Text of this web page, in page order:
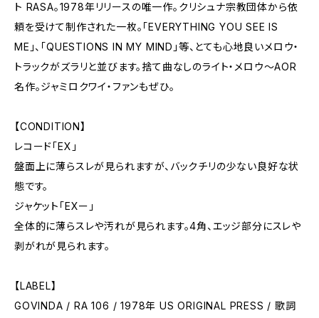
ト RASA。1978年リリースの唯一作。クリシュナ宗教団体から依
頼を受けて制作された一枚。「EVERYTHING YOU SEE IS
ME」、「QUESTIONS IN MY MIND」等、とても心地良いメロウ・
トラックがズラリと並びます。捨て曲なしのライト・メロウ〜AOR
名作。ジャミロクワイ・ファンもぜひ。
【CONDITION】
レコード「EX」
盤面上に薄らスレが見られますが、バックチリの少ない良好な状
態です。
ジャケット「EXー」
全体的に薄らスレや汚れが見られます。4角、エッジ部分にスレや
剥がれが見られます。
【LABEL】
GOVINDA / RA 106 / 1978年 US ORIGINAL PRESS / 歌詞